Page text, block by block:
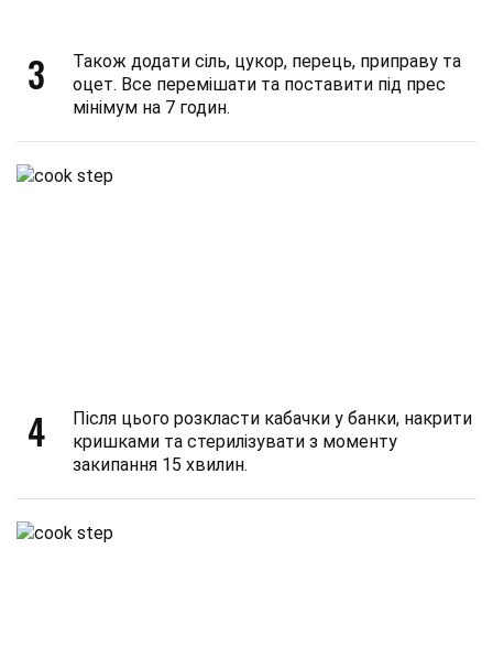
3
Також додати сіль, цукор, перець, приправу та
оцет. Все перемішати та поставити під прес
мінімум на 7 годин.
4
Після цього розкласти кабачки у банки, накрити
кришками та стерилізувати з моменту
закипання 15 хвилин.